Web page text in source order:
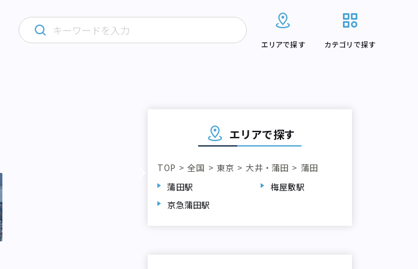
エリアで探す カテゴリで探す
エリアで探す
TOP 全国 東京 大井・蒲田
蒲田
蒲田駅
梅屋敷駅
京急蒲田駅